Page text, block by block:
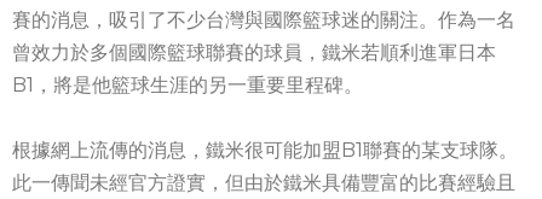
賽的消息，吸引了不少台灣與國際籃球迷的關注。作為一名
曾效力於多個國際籃球聯賽的球員，鐵米若順利進軍日本
B1，將是他籃球生涯的另一重要里程碑。
根據網上流傳的消息，鐵米很可能加盟B1聯賽的某支球隊。
此一傳聞未經官方證實，但由於鐵米具備豐富的比賽經驗且